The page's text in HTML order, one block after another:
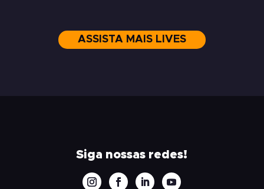
ASSISTA MAIS LIVES
Siga nossas redes!